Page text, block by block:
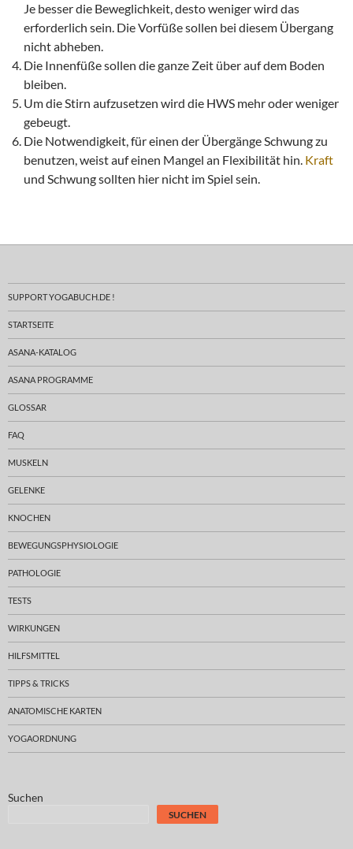
Je besser die Beweglichkeit, desto weniger wird das
erforderlich sein. Die Vorfüße sollen bei diesem Übergang
nicht abheben.
Die Innenfüße sollen die ganze Zeit über auf dem Boden
bleiben.
Um die Stirn aufzusetzen wird die HWS mehr oder weniger
gebeugt.
Die Notwendigkeit, für einen der Übergänge Schwung zu
benutzen, weist auf einen Mangel an Flexibilität hin. Kraft
und Schwung sollten hier nicht im Spiel sein.
SUPPORT YOGABUCH.DE !
STARTSEITE
ASANA-KATALOG
ASANA PROGRAMME
GLOSSAR
FAQ
MUSKELN
GELENKE
KNOCHEN
BEWEGUNGSPHYSIOLOGIE
PATHOLOGIE
TESTS
WIRKUNGEN
HILFSMITTEL
TIPPS & TRICKS
ANATOMISCHE KARTEN
YOGAORDNUNG
Suchen
SUCHEN